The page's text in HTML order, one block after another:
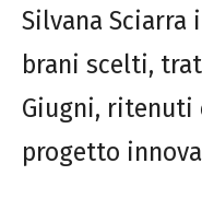
Silvana Sciarra
brani scelti,
Giugni, ritenuti
progetto